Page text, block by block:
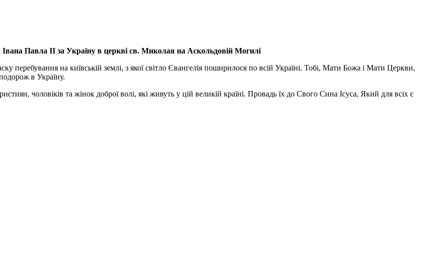
Павла ІІ за Україну в церкві св. Миколая на Аскольдовій Могилі
перебування на київській землі, з якої світло Євангелія поширилося по всій Україні. Тобі, Мати Божа і Мати Церкви,
в Україну.
чоловіків та жінок доброї волі, які живуть у цій великій країні. Провадь їх до Свого Сина Ісуса, Який для всіх є